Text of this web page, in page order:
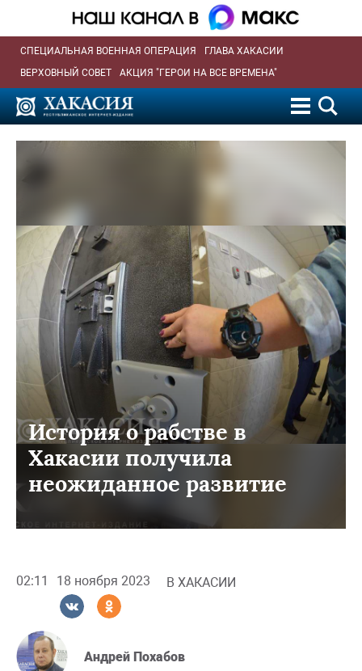
СПЕЦИАЛЬНАЯ ВОЕННАЯ ОПЕРАЦИЯ
ГЛАВА ХАКАСИИ
ВЕРХОВНЫЙ СОВЕТ
АКЦИЯ "ГЕРОИ НА ВСЕ ВРЕМЕНА"
История о рабстве в
Хакасии получила
неожиданное развитие
02:11 18 ноября 2023 В ХАКАСИИ
Андрей Похабов